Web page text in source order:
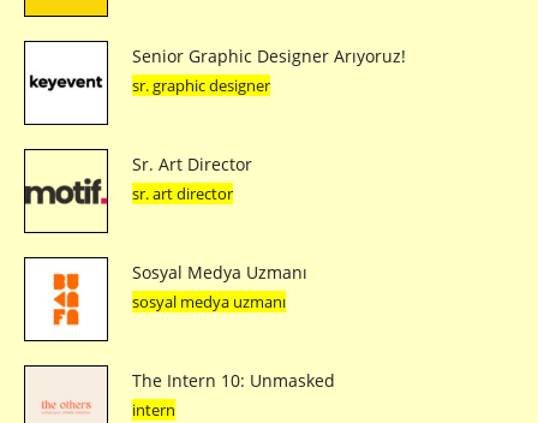
Senior Graphic Designer Arıyoruz!
sr. graphic designer
Sr. Art Director
sr. art director
Sosyal Medya Uzmanı
sosyal medya uzmanı
The Intern 10: Unmasked
intern